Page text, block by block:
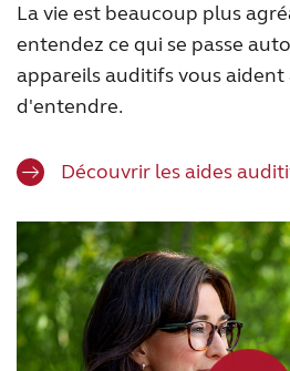
La vie est beaucoup plus
entendez ce qui se passe
appareils auditifs vous
d'entendre.
Découvrir les aides